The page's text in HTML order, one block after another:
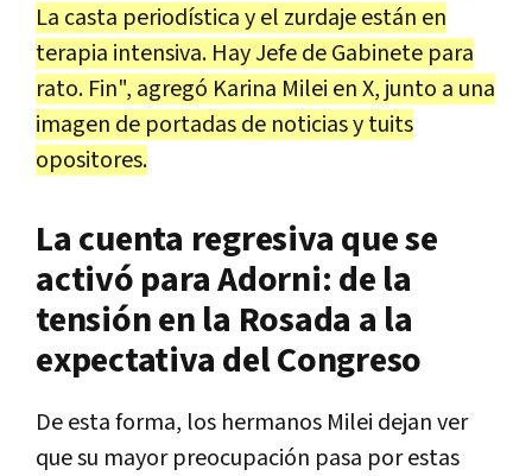
La casta periodística y el zurdaje están en
terapia intensiva. Hay Jefe de Gabinete para
rato. Fin", agregó Karina Milei en X, junto a una
imagen de portadas de noticias y tuits
opositores.
La cuenta regresiva que se
activó para Adorni: de la
tensión en la Rosada a la
expectativa del Congreso
De esta forma, los hermanos Milei dejan ver
que su mayor preocupación pasa por estas